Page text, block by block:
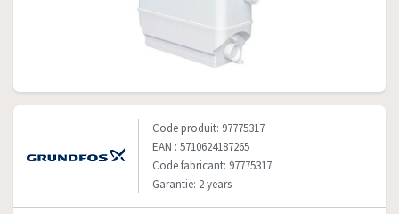
Code produit: 97775317
EAN : 5710624187265
Code fabricant: 97775317
Garantie: 2 years